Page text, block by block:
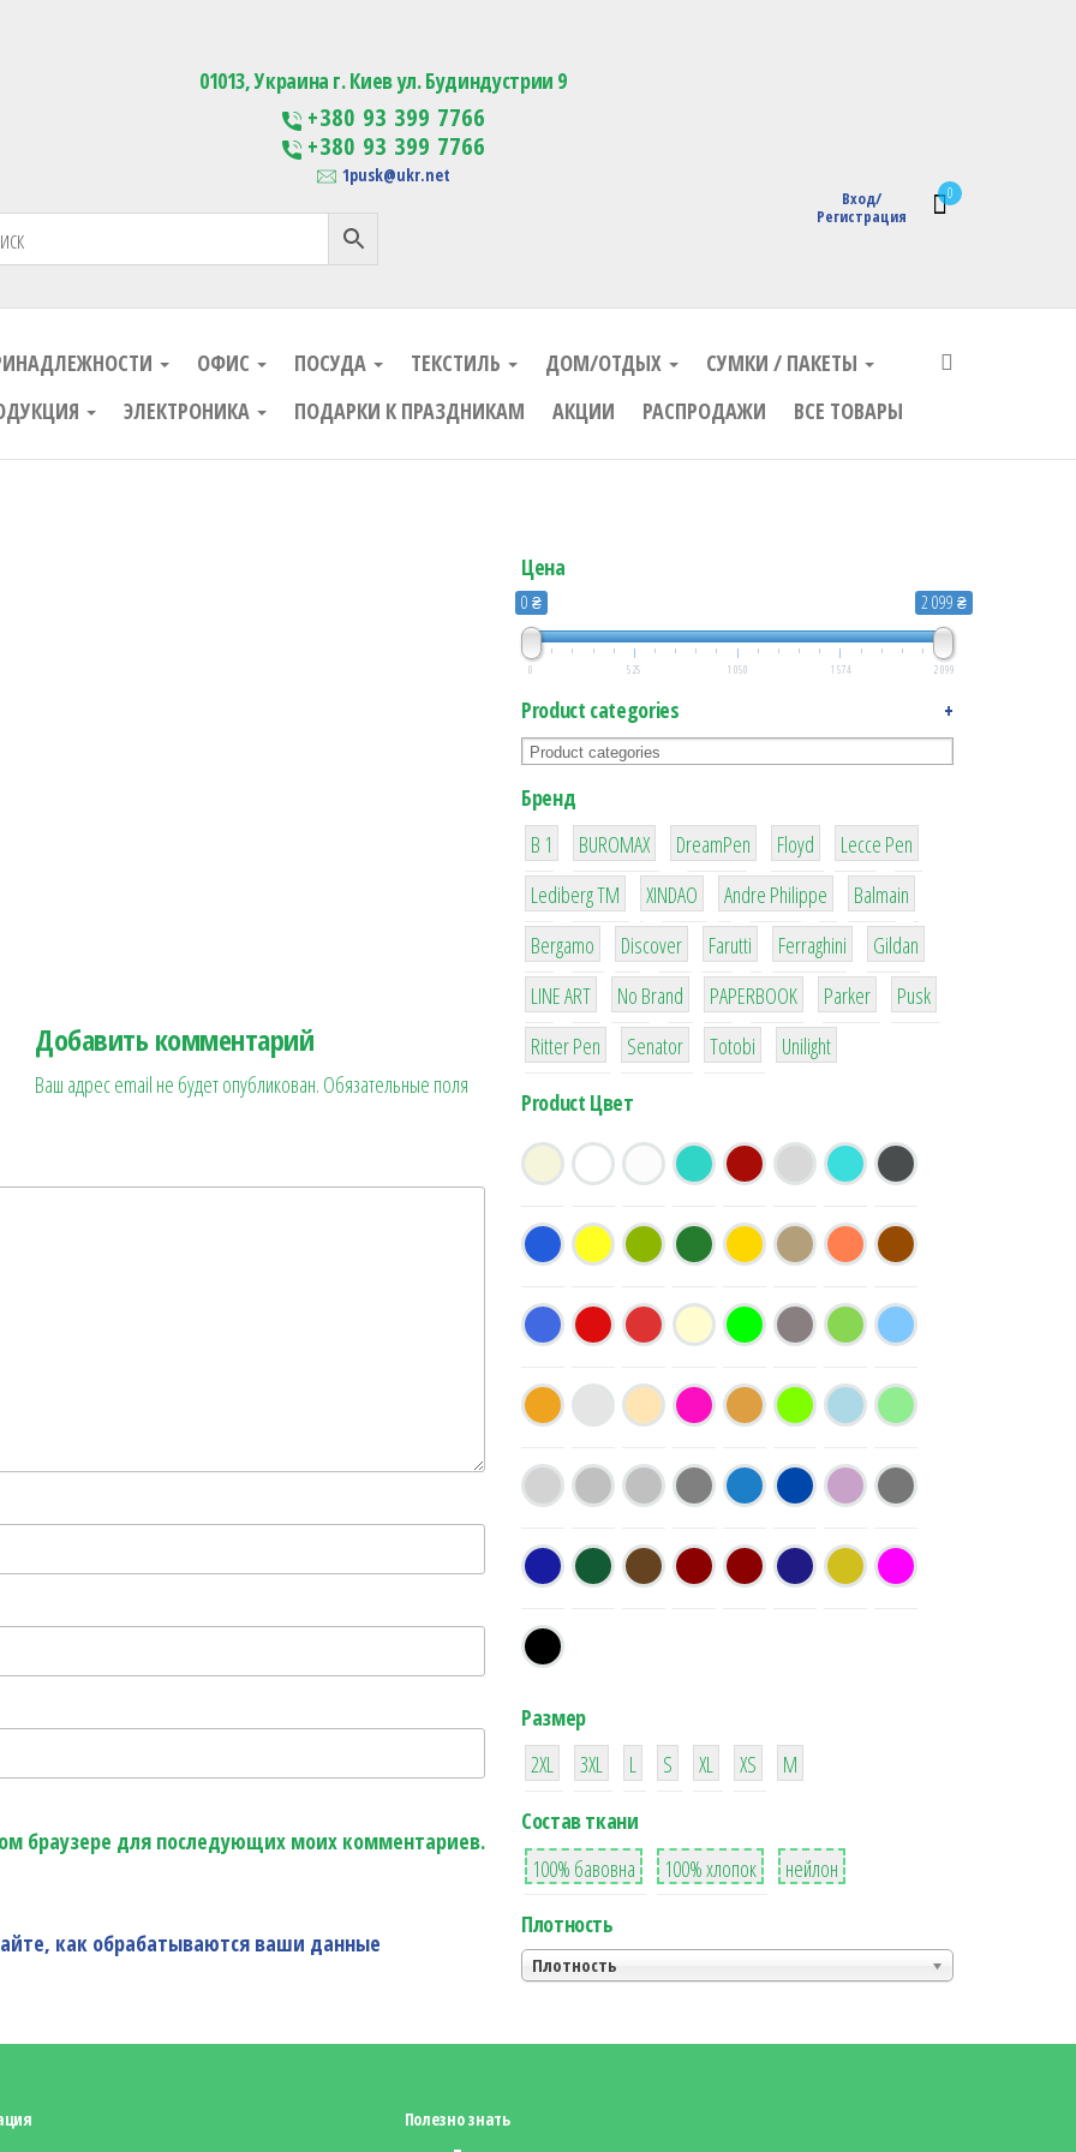
Изготовление сувенирной продукции с логотипом
0
Вход/
Регистрация
01013, Украина г. Киев ул. Будиндустрии 9
+380 93 399 7766
+380 93 399 7766
1pusk@ukr.net
ОФИС ПОСУДА ТЕКСТИЛЬ ДОМ/ОТДЫХ
СУМКИ / ПАКЕТЫ
ЭЛЕКТРОНИКА ПОДАРКИ К ПРАЗДНИКАМ АКЦИИ РАСПРОДАЖИ ВСЕ ТОВАРЫ
Добавить комментарий
Ваш адрес email не будет опубликован. Обязательные поля
браузере для последующих моих комментариев.
как обрабатываются ваши данные
Цена
0 ₴ 2 099 ₴
0 525 1 050 1 574 2 099
Product categories +
Бренд
B 1
1
BUROMAX
1
DreamPen
2
Floyd
2
Lecce Pen
3
Lediberg ТМ
3
XINDAO
1
Andre Philippe
4
Balmain
26
Bergamo
64
Discover
299
Farutti
4
Ferraghini
42
Gildan
4
LINE ART
90
No Brand
8
PAPERBOOK
6
Parker
2
Pusk
22
Ritter Pen
15
Senator
43
Totobi
1
Unilight
Product Цвет
Размер
38
2XL
16
3XL
42
L
42
S
42
XL XS
М
Состав ткани
8
100% бавовна
36
100% хлопок
2
нейлон
Плотность
Плотность
Полезно знать